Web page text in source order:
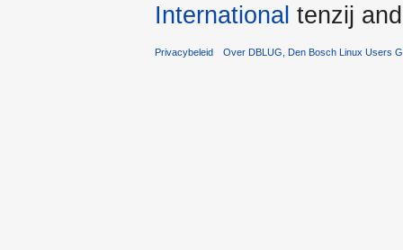
International tenzij
Privacybeleid Over DBLUG, Den Bosch Linux Users